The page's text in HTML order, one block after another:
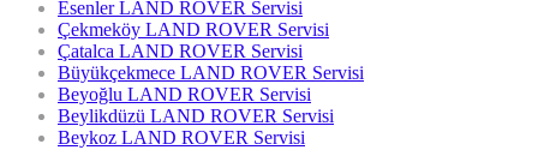
Esenler LAND ROVER Servisi
Çekmeköy LAND ROVER Servisi
Çatalca LAND ROVER Servisi
Büyükçekmece LAND ROVER Servisi
Beyoğlu LAND ROVER Servisi
Beylikdüzü LAND ROVER Servisi
Beykoz LAND ROVER Servisi